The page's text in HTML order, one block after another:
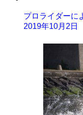
プロライダー
2019年10月2日